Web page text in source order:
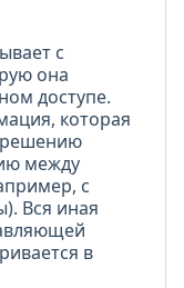
с
она
доступе.
которая
решению
между
с
Вся иная
в